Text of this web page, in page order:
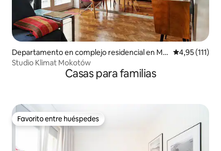
Departamento en complejo residencial en Mo
kotów
Calificación
4,95 (111)
Studio Klimat Mokotów
Casas para familias
Favorito entre huéspedes
Favorito entre huéspedes